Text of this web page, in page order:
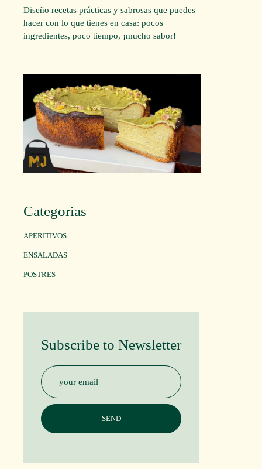
Diseño recetas prácticas y sabrosas que puedes
hacer con lo que tienes en casa: pocos
ingredientes, poco tiempo, ¡mucho sabor!
Categorias
APERITIVOS
ENSALADAS
POSTRES
Subscribe to Newsletter